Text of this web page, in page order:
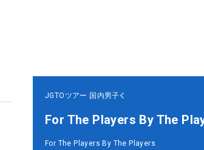
JGTOツアー 国内男子
For The Players By The
For The Players By The Players